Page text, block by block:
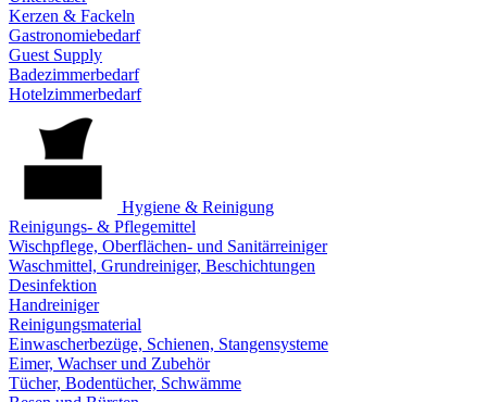
Kerzen & Fackeln
Gastronomiebedarf
Guest Supply
Badezimmerbedarf
Hotelzimmerbedarf
Hygiene & Reinigung
Reinigungs- & Pflegemittel
Wischpflege, Oberflächen- und Sanitärreiniger
Waschmittel, Grundreiniger, Beschichtungen
Desinfektion
Handreiniger
Reinigungsmaterial
Einwascherbezüge, Schienen, Stangensysteme
Eimer, Wachser und Zubehör
Tücher, Bodentücher, Schwämme